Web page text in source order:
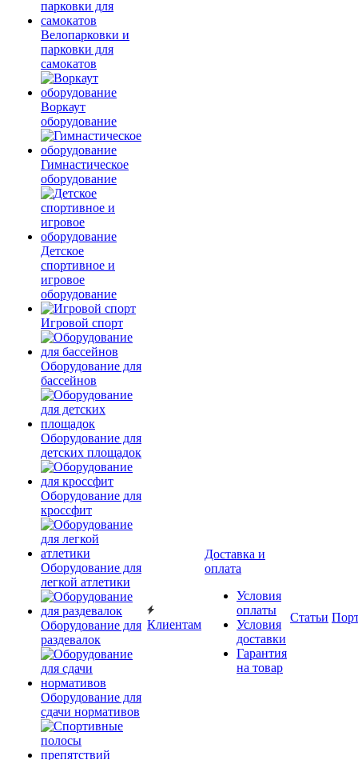
Велопарковки и
парковки для
самокатов
Воркаут
оборудование
Гимнастическое
оборудование
Детское
спортивное и
игровое
оборудование
Игровой спорт
Оборудование для
бассейнов
Оборудование для
детских площадок
Оборудование для
кроссфит
Оборудование для
легкой атлетики
Оборудование для
раздевалок
Оборудование для
сдачи нормативов
Клиентам
Доставка и
оплата
Условия
оплаты
Условия
доставки
Гарантия
на товар
Статьи